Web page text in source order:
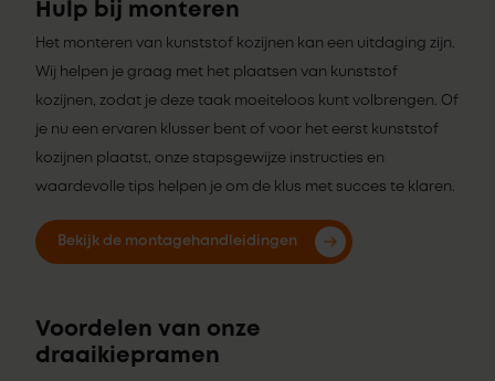
Hulp bij monteren
Het monteren van kunststof kozijnen kan een uitdaging zijn.
Wij helpen je graag met het plaatsen van kunststof
kozijnen, zodat je deze taak moeiteloos kunt volbrengen. Of
je nu een ervaren klusser bent of voor het eerst kunststof
kozijnen plaatst, onze stapsgewijze instructies en
waardevolle tips helpen je om de klus met succes te klaren.
Bekijk de montagehandleidingen
Voordelen van onze
draaikiepramen